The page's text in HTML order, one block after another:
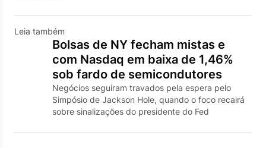
Leia também
Bolsas de NY fecham mistas e
com Nasdaq em baixa de 1,46%
sob fardo de semicondutores
Negócios seguiram travados pela espera pelo
Simpósio de Jackson Hole, quando o foco recairá
sobre sinalizações do presidente do Fed